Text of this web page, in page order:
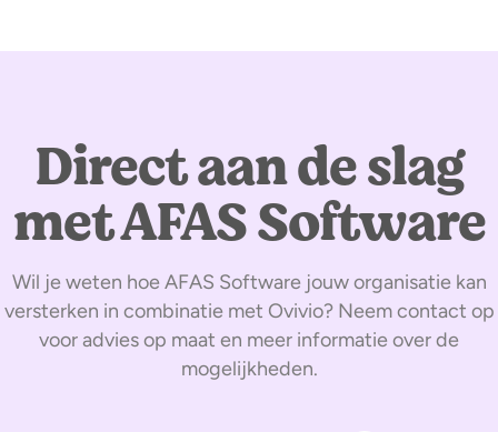
Direct aan de slag
met AFAS Software
Wil je weten hoe AFAS Software jouw organisatie kan
versterken in combinatie met Ovivio? Neem contact op
voor advies op maat en meer informatie over de
mogelijkheden.